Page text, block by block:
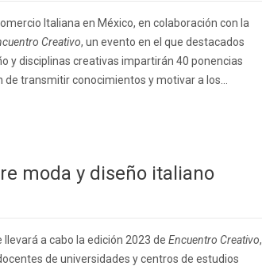
Italiana en México, en colaboración con la
Creativo, un evento en el que destacados
y disciplinas creativas impartirán 40 ponencias
transmitir conocimientos y motivar a los...
moda y diseño italiano
llevará a cabo la edición 2023 de Encuentro Creativo,
de universidades y centros de estudios